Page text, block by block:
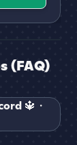
(FAQ)
🔱・